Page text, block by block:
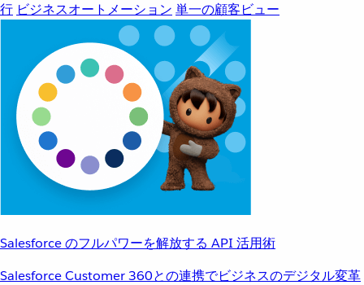
行 ビジネスオートメーション 単一の顧客ビュー
Salesforce のフルパワーを解放する API 活用術
Salesforce Customer 360との連携でビジネスのデジタル変革